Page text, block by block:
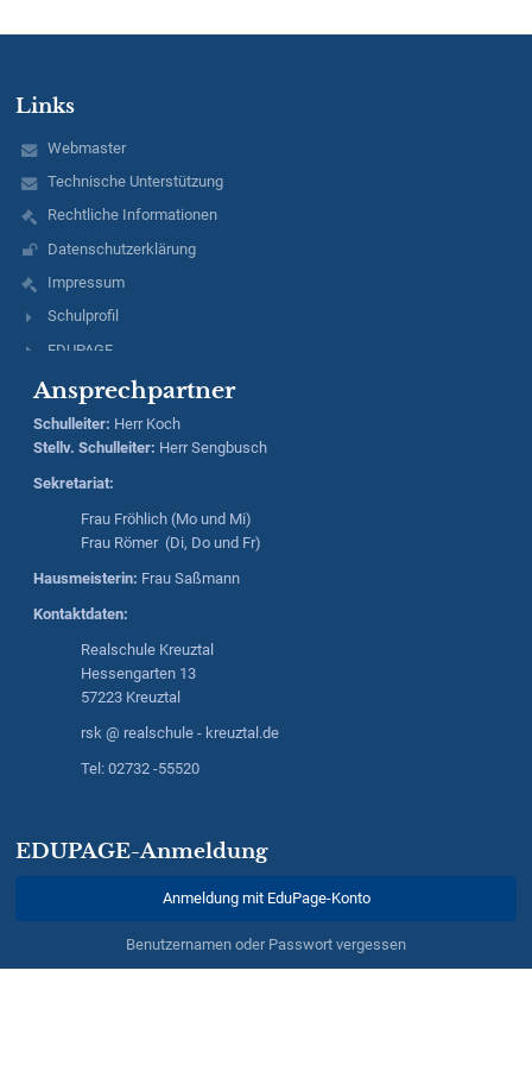
Links
Webmaster
Technische Unterstützung
Rechtliche Informationen
Datenschutzerklärung
Impressum
Schulprofil
EDUPAGE
Ansprechpartner
Schulleiter: Herr Koch
Stellv. Schulleiter: HerrSengbusch
Sekretariat:
Frau Fröhlich (Mo und Mi)
Frau Römer (Di, Do und Fr)
Hausmeisterin: Frau Saßmann
Kontaktdaten:
Realschule Kreuztal
Hessengarten 13
57223 Kreuztal
rsk @ realschule - kreuztal.de
Tel: 02732 -55520
EDUPAGE-Anmeldung
Anmeldung mit EduPage-Konto
Benutzernamen oder Passwort vergessen